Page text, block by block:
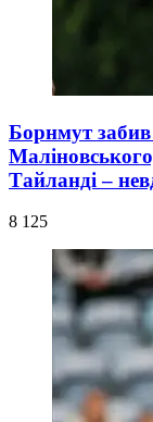
Борнмут забив
Тайланді –
8 125